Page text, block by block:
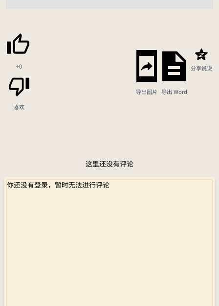
+0
喜欢
导出图片 导出 Word
分享说说
这里还没有评论
你还没有登录，暂时无法进行评论